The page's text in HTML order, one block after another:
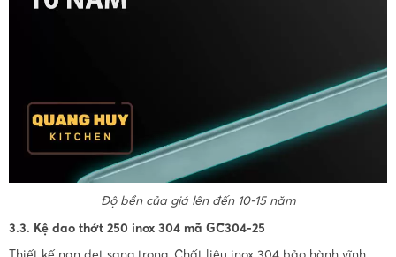
Độ bền của giá lên đến 10-15 năm
3.3. Kệ dao thớt 250 inox 304 mã GC304-25